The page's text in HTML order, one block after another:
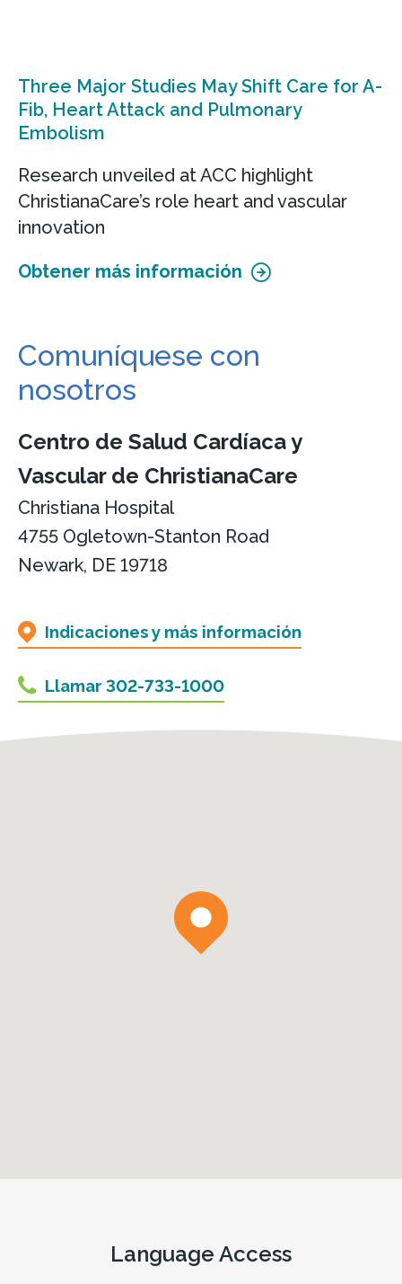
Three Major Studies May Shift Care for A-
Fib, Heart Attack and Pulmonary
Embolism
Research unveiled at ACC highlight
ChristianaCare’s role heart and vascular
innovation
Obtener más información
Comuníquese con
nosotros
Centro de Salud Cardíaca y
Vascular de ChristianaCare
Christiana Hospital
4755 Ogletown-Stanton Road
Newark, DE 19718
Indicaciones y más información
Llamar 302-733-1000
Language Access